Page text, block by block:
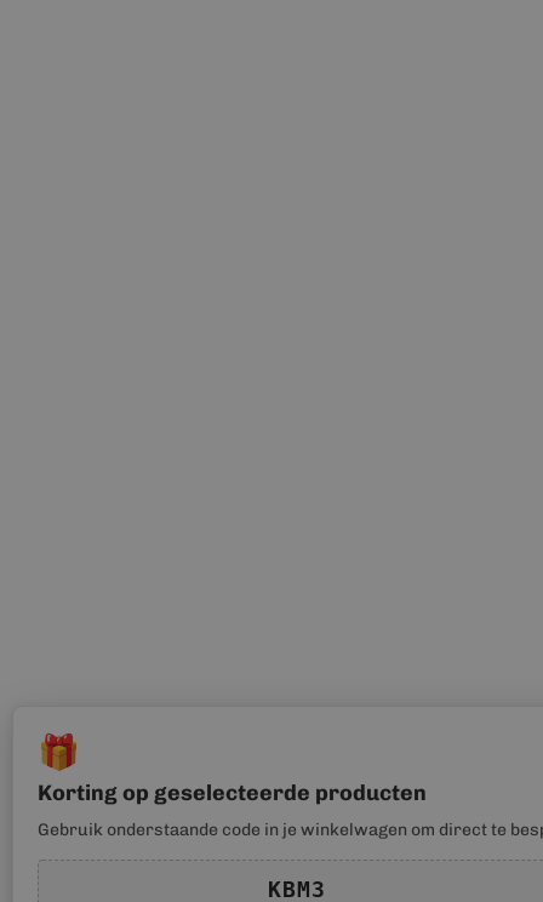
🎁
Korting op geselecteerde producten
Gebruik onderstaande code in je winkelwagen om direct te
KBM3